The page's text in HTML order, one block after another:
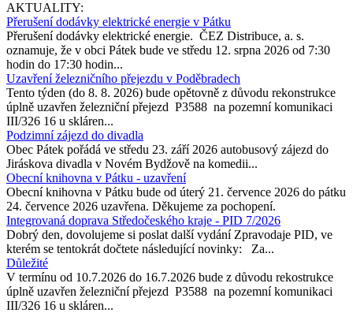
AKTUALITY:
Přerušení dodávky elektrické energie v Pátku
Přerušení dodávky elektrické energie. ČEZ Distribuce, a. s.
oznamuje, že v obci Pátek bude ve středu 12. srpna 2026 od 7:30
hodin do 17:30 hodin...
Uzavření železničního přejezdu v Poděbradech
Tento týden (do 8. 8. 2026) bude opětovně z důvodu rekonstrukce
úplně uzavřen železniční přejezd P3588 na pozemní komunikaci
III/326 16 u skláren...
Podzimní zájezd do divadla
Obec Pátek pořádá ve středu 23. září 2026 autobusový zájezd do
Jiráskova divadla v Novém Bydžově na komedii...
Obecní knihovna v Pátku - uzavření
Obecní knihovna v Pátku bude od úterý 21. července 2026 do pátku
24. července 2026 uzavřena. Děkujeme za pochopení.
Integrovaná doprava Středočeského kraje - PID 7/2026
Dobrý den, dovolujeme si poslat další vydání Zpravodaje PID, ve
kterém se tentokrát dočtete následující novinky: Za...
Důležité
V termínu od 10.7.2026 do 16.7.2026 bude z důvodu rekostrukce
úplně uzavřen železniční přejezd P3588 na pozemní komunikaci
III/326 16 u skláren...